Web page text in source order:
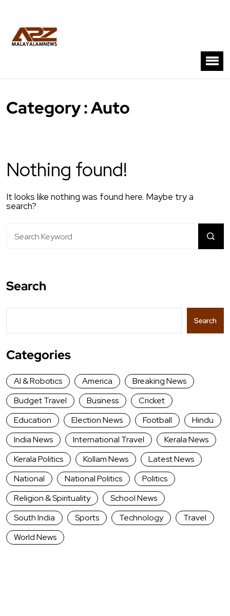
Category : Auto
Nothing found!
It looks like nothing was found here. Maybe try a
search?
Search
Search
Categories
AI & Robotics America
Breaking News
Budget Travel
Business
Cricket
Education
Election News Football
Hindu
India News
International Travel
Kerala News
Kerala Politics
Kollam News
Latest News
National
National Politics
Politics
Religion & Spirituality
School News
South India
Sports Technology
Travel
World News